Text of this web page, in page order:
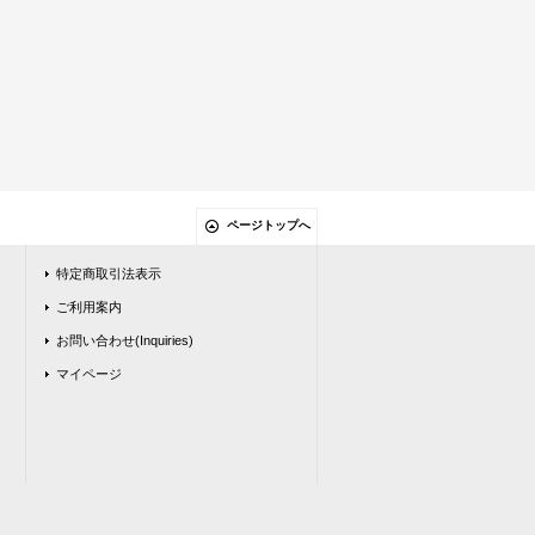
ページトップへ
特定商取引法表示
ご利用案内
お問い合わせ(Inquiries)
マイページ